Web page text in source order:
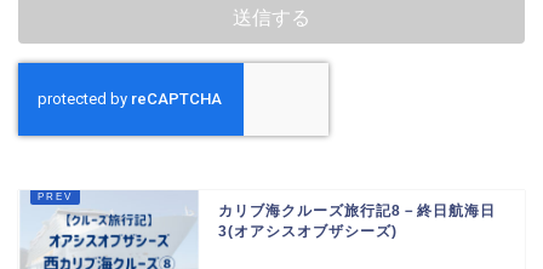
カリブ海クルーズ旅行記8－終日航海日
3(オアシスオブザシーズ)